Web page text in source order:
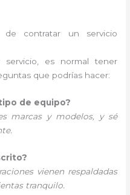
de contratar un servicio
servicio, es normal tener
que podrías hacer:
de equipo?
marcas y modelos, y sé
vienen respaldadas
tranquilo.